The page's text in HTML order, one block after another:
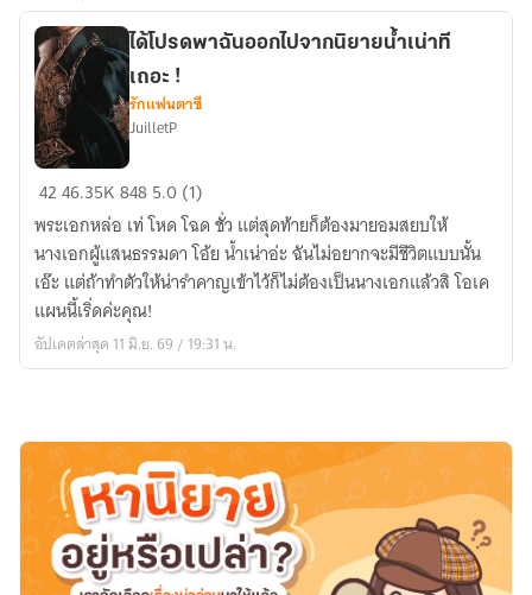
ได้
พา
ฉัน
ออก
ไป
จาก
เน่า
เถอะ
ได้โปรดพาฉันออกไปจากนิยายน้ำเน่าที
เถอะ !
รักแฟนตาซี
JuilletP
4246.35K8485.0 (1)
พระเอกหล่อ เท่ โหด โฉด ชั่ว แต่สุดท้ายก็ต้องมายอมสยบให้
นางเอกผู้แสนธรรมดา โอ้ย น้ำเน่าอ่ะ ฉันไม่อยากจะมีชีวิตแบบนั้น
เอ๊ะ แต่ถ้าทำตัวให้น่ารำคาญเข้าไว้ก็ไม่ต้องเป็นนางเอกแล้วสิ โอเค
แผนนี้เริ่ดค่ะคุณ!
อัปเดตล่าสุด 11 มิ.ย. 69 / 19:31 น.